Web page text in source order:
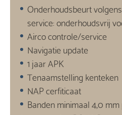
Onderhoudsbeurt
service: onderhoudsvrij
Airco controle/service
Navigatie update
1 jaar APK
Tenaamstelling kenteken
NAP cerfiticaat
Banden minimaal 4,0